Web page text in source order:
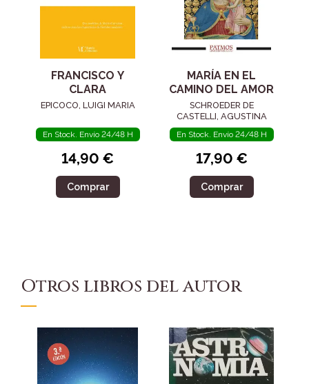
FRANCISCO Y
CLARA
EPICOCO, LUIGI MARIA
En Stock. Envío 24/48 H
14,90 €
Comprar
MARÍA EN EL
CAMINO DEL AMOR
SCHROEDER DE
CASTELLI, AGUSTINA
En Stock. Envío 24/48 H
17,90 €
Comprar
Otros libros del autor